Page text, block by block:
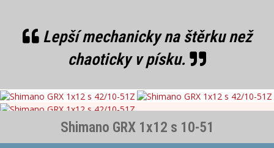
Lepší mechanicky na štěrku než
chaoticky v písku.
Shimano GRX 1x12 s 10-51